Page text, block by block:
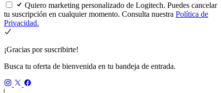
Quiero marketing personalizado de Logitech. Puedes cancelar
tu suscripción en cualquier momento. Consulta nuestra Política de
Privacidad.
¡Gracias por suscribirte!
Busca tu oferta de bienvenida en tu bandeja de entrada.